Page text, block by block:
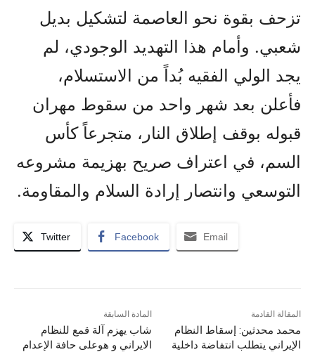
تزحف بقوة نحو العاصمة لتشكيل بديل
شعبي. وأمام هذا التهديد الوجودي، لم
يجد الولي الفقيه بُداً من الاستسلام،
فأعلن بعد شهر واحد من سقوط مهران
قبوله بوقف إطلاق النار، متجرعاً كأس
السم، في اعتراف صريح بهزيمة مشروعه
التوسعي وانتصار إرادة السلام والمقاومة.
Twitter Facebook Email
المادة السابقة
شاب يهزم آلة قمع للنظام
الایراني و هوعلى حافة الإعدام
المقالة القادمة
محمد محدثين: إسقاط النظام
الإيراني يتطلب انتفاضة داخلية